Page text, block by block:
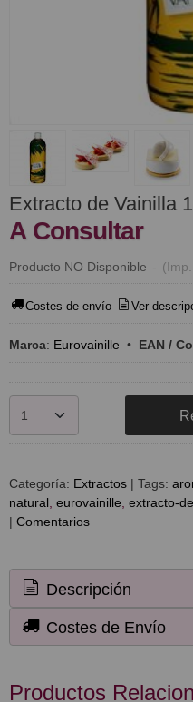
Extracto de Vainilla
A Consultar
Producto NO Disponible -
Costes de envío Ver
Marca: Eurovainille • EAN /
Categoría: Extractos | Tags:
natural eurovainille extracto-
| Comentarios
Descripción
Costes de Envío
Productos